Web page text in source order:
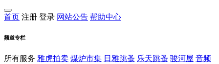
首页 注册 登录 网站公告 帮助中心
频道专栏
所有服务 雅虎拍卖 煤炉市集 日雅跳蚤 乐天跳蚤 骏河屋 音频